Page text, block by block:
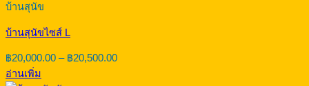
บ้านสุนัข
บ้านสุนัขไซส์ L
฿20,000.00 – ฿20,500.00Price
อ่านเพิ่ม